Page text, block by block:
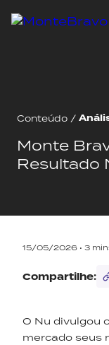
Conteúdo /
Monte
Resultado
15/05/2026 • 3
Compartilhe:
O Nu divulgou
mercado seus